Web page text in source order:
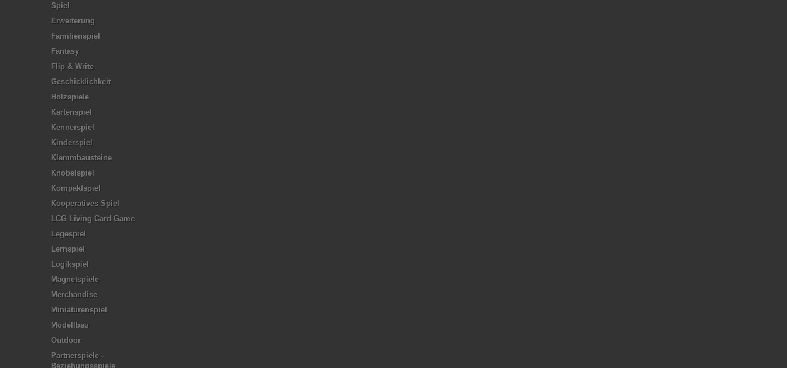
Spiel
Erweiterung
Familienspiel
Fantasy
Flip & Write
Geschicklichkeit
Holzspiele
Kartenspiel
Kennerspiel
Kinderspiel
Klemmbausteine
Knobelspiel
Kompaktspiel
Kooperatives Spiel
LCG Living Card Game
Legespiel
Lernspiel
Logikspiel
Magnetspiele
Merchandise
Miniaturenspiel
Modellbau
Outdoor
Partnerspiele -
Beziehungsspiele